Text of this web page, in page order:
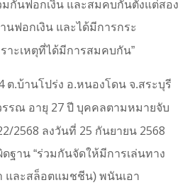
กันฟอกเงิน และสมคบกันตั้งแต่สอง
ฟอกเงิน และได้มีการกระ
าะเหตุที่ได้มีการสมคบกัน”
ต.บ้านโปร่ง อ.หนองโดน จ.สระบุรี
รณ อายุ 27ปี บุคคลตามหมายจับ
2568 ลงวันที่ 25 กันยายน 2568
ฐาน “ร่วมกันจัดให้มีการเล่นทาง
และสล็อตแมชชีน) พนันเอา